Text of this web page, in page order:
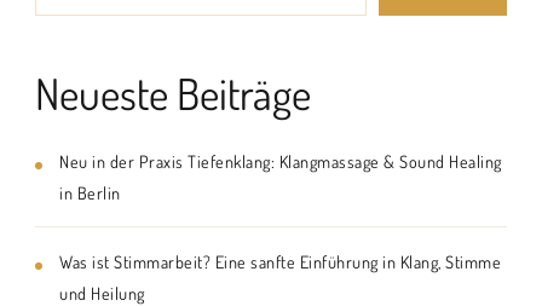
Neueste Beiträge
Neu in der Praxis Tiefenklang: Klangmassage & Sound Healing
in Berlin
Was ist Stimmarbeit? Eine sanfte Einführung in Klang, Stimme
und Heilung